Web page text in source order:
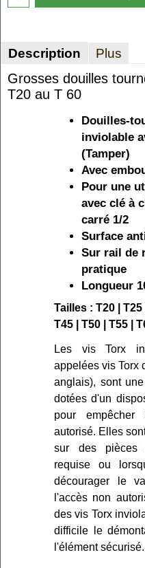
Description Plus
Grosses douilles
T20 au T 60
Douilles-
inviolable
(Tamper)
Avec
Pour une
avec clé à
carré 1/2
Surface
Sur rail de
pratique
Longueur
Tailles : T20 | T25
T45 | T50 | T55 |
Les vis Torx
appelées vis Torx
anglais), sont
dotées d'un
pour empêcher
autorisé. Elles
sur des pièces
requise ou
décourager le
l'accès non
des vis Torx
difficile le
l'élément sécurisé.